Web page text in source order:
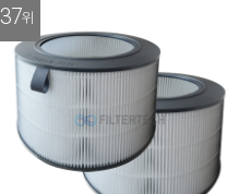
37위